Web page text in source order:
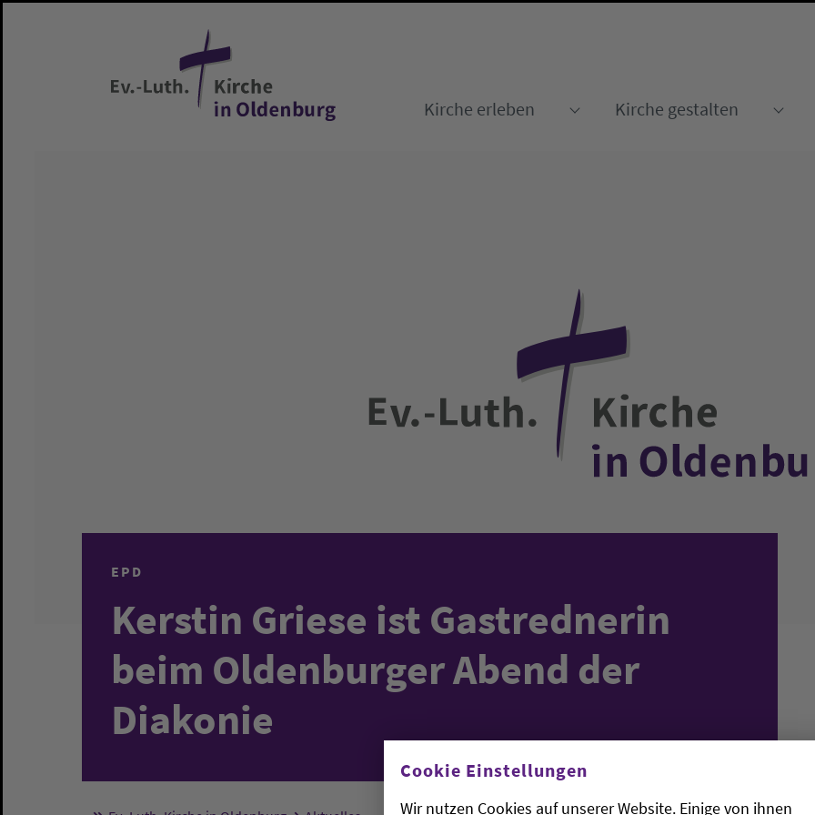
Kirche erleben
Kirche gestalten
EPD
Kerstin Griese ist Gastrednerin
beim Oldenburger Abend der
Diakonie
Cookie Einstellungen
Wir nutzen Cookies auf unserer Website. Einige von ihnen